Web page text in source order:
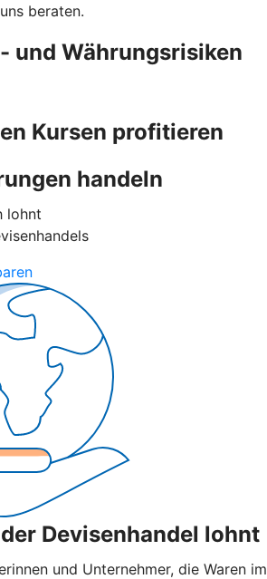
beraten.
und Währungsrisiken
Kursen profitieren
handeln
lohnt
Devisenhandel lohnt
und Unternehmer, die Waren im